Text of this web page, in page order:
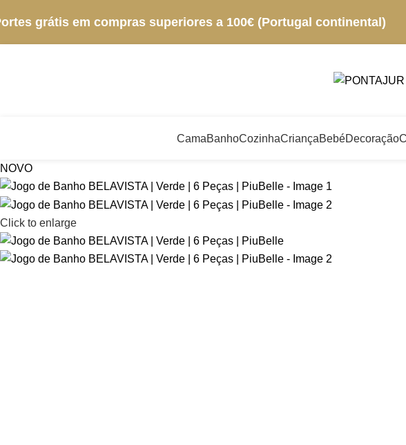
grátis em compras superiores a 100€ (Portugal continental)
CamaBanhoCozinhaCriançaBebéDecoração
NOVO
Click to enlarge